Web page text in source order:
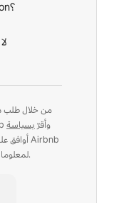
هل تعيش حاليًا في Paragon؟
لا
من خلال طلب
المُطبَّقة لدى Airbnb وأقرّ بسياسة
لمعلومات الاتصال الشخصية مع إدارة البناية.